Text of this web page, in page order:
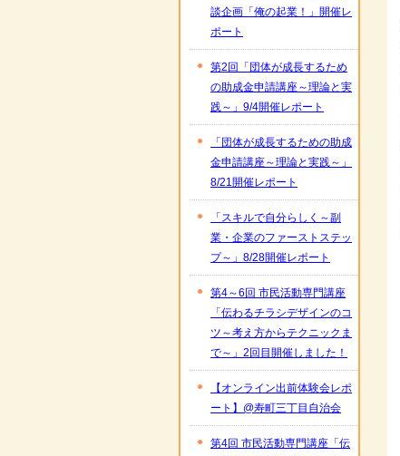
談企画「俺の起業！」開催レ
ポート
第2回「団体が成長するため
の助成金申請講座～理論と実
践～」9/4開催レポート
「団体が成長するための助成
金申請講座～理論と実践～」
8/21開催レポート
「スキルで自分らしく～副
業・企業のファーストステッ
プ～」8/28開催レポート
第4～6回 市民活動専門講座
「伝わるチラシデザインのコ
ツ～考え方からテクニックま
で～」2回目開催しました！
【オンライン出前体験会レポ
ート】@寿町三丁目自治会
第4回 市民活動専門講座「伝